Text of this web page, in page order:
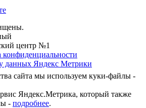
центр №1
данных Яндекс Метрики
сайта мы используем куки-файлы -
Яндекс.Метрика, который также
- подробнее.